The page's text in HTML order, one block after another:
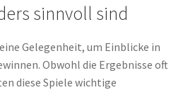
sinnvoll sind
Gelegenheit, um Einblicke in
Obwohl die Ergebnisse oft
diese Spiele wichtige